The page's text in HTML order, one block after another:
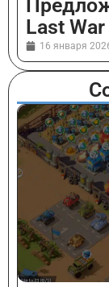
Last
16 января